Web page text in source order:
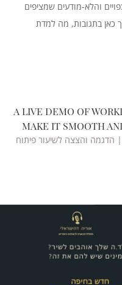
והלא-מודעים שמציפים
כאן בתגובות, מה למדת
A LIVE DEMO OF
MAKE IT SMOOTH
| הדגמה והצצה לשיעור פיתוח